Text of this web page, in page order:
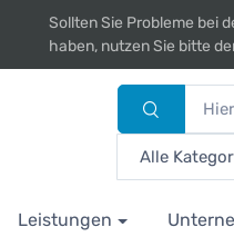
Sollten Sie Probleme bei
haben, nutzen Sie bitte
Leistungen